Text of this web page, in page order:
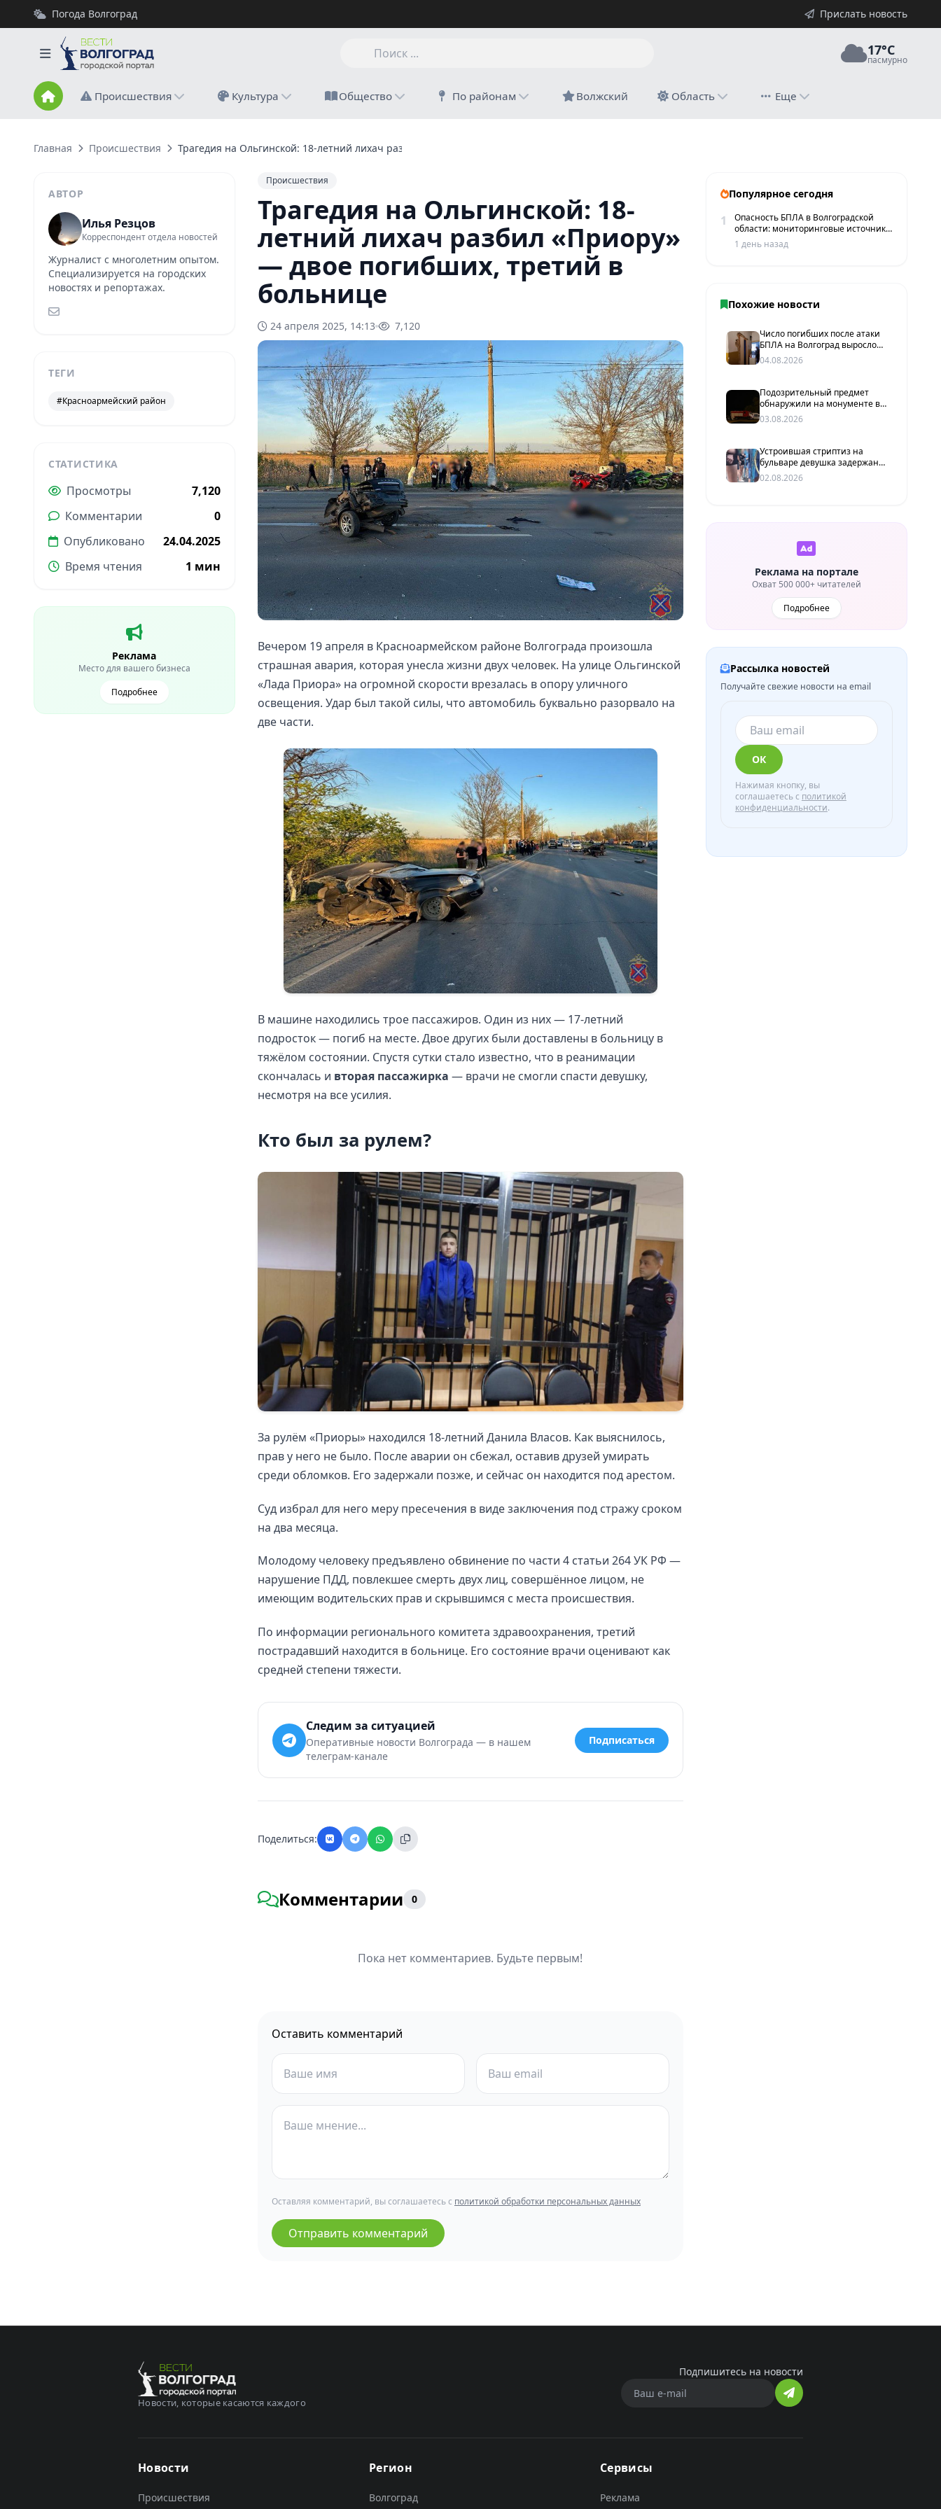
Погода Волгоград Прислать новость
17°C
пасмурно
Происшествия Культура Общество По районам Волжский Область Еще
Главная Происшествия Трагедия на Ольгинской: 18-летний лихач разбил «Приору» — двое погибших, третий в больнице
АВТОР
Илья Резцов
Корреспондент отдела новостей
Журналист с многолетним опытом.
Специализируется на городских
новостях и репортажах.
ТЕГИ
#Красноармейский район
СТАТИСТИКА
Просмотры
7,120
Комментарии
0
Опубликовано
24.04.2025
Время чтения
1 мин
Реклама
Место для вашего бизнеса
Подробнее
Происшествия
Трагедия на Ольгинской: 18-
летний лихач разбил «Приору»
— двое погибших, третий в
больнице
24 апреля 2025, 14:13 7,120
Вечером 19 апреля в Красноармейском районе Волгограда произошла
страшная авария, которая унесла жизни двух человек. На улице Ольгинской
«Лада Приора» на огромной скорости врезалась в опору уличного
освещения. Удар был такой силы, что автомобиль буквально разорвало на
две части.
В машине находились трое пассажиров. Один из них — 17-летний
подросток — погиб на месте. Двое других были доставлены в больницу в
тяжёлом состоянии. Спустя сутки стало известно, что в реанимации
скончалась и вторая пассажирка — врачи не смогли спасти девушку,
несмотря на все усилия.
Кто был за рулем?
За рулём «Приоры» находился 18-летний Данила Власов. Как выяснилось,
прав у него не было. После аварии он сбежал, оставив друзей умирать
среди обломков. Его задержали позже, и сейчас он находится под арестом.
Суд избрал для него меру пресечения в виде заключения под стражу сроком
на два месяца.
Молодому человеку предъявлено обвинение по части 4 статьи 264 УК РФ —
нарушение ПДД, повлекшее смерть двух лиц, совершённое лицом, не
имеющим водительских прав и скрывшимся с места происшествия.
По информации регионального комитета здравоохранения, третий
пострадавший находится в больнице. Его состояние врачи оценивают как
средней степени тяжести.
Следим за ситуацией
Оперативные новости Волгограда — в нашем
телеграм-канале
Подписаться
Поделиться:
Комментарии 0
Пока нет комментариев. Будьте первым!
Оставить комментарий
Оставляя комментарий, вы соглашаетесь с политикой обработки персональных данных
Отправить комментарий
Популярное сегодня
1
Опасность БПЛА в Волгоградской
области: мониторинговые источники
сообщают о пролетах беспилотников
1 день назад
Похожие новости
Число погибших после атаки
БПЛА на Волгоград выросло
до двух человек
04.08.2026
Подозрительный предмет
обнаружили на монументе в
Красноармейском районе
03.08.2026
Устроившая стриптиз на
бульваре девушка задержана
после нападения с ножом в
Волгограде
02.08.2026
Реклама на портале
Охват 500 000+ читателей
Подробнее
Рассылка новостей
Получайте свежие новости на email
ОК
Нажимая кнопку, вы
соглашаетесь с политикой
конфиденциальности.
Новости, которые касаются каждого
Подпишитесь на новости
Новости
Происшествия
Регион
Волгоград
Сервисы
Реклама